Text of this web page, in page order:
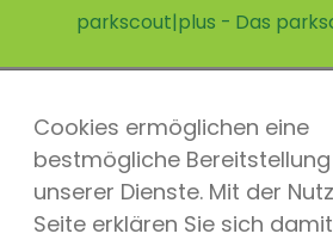
Cookies ermöglichen eine
bestmögliche Bereitstellung
unserer Dienste. Mit der
Seite erklären Sie sich
parkscout|plus - Das